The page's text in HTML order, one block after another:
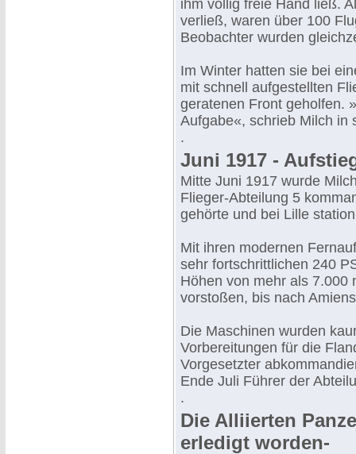
ihm völlig freie Hand ließ.
verließ, waren über 100
Beobachter wurden
Im Winter hatten sie bei
mit schnell aufgestellten
geratenen Front geholfen.
Aufgabe«, schrieb Milch in
.
Juni 1917 -
Mitte Juni 1917 wurde
Flieger-Abteilung 5
gehörte und bei Lille
Mit ihren modernen
sehr fortschrittlichen 240
Höhen von mehr als 7.000
vorstoßen, bis nach
Die Maschinen wurden
Vorbereitungen für die
Vorgesetzter
Ende Juli Führer der
.
Die Alliierten
erledigt worden-